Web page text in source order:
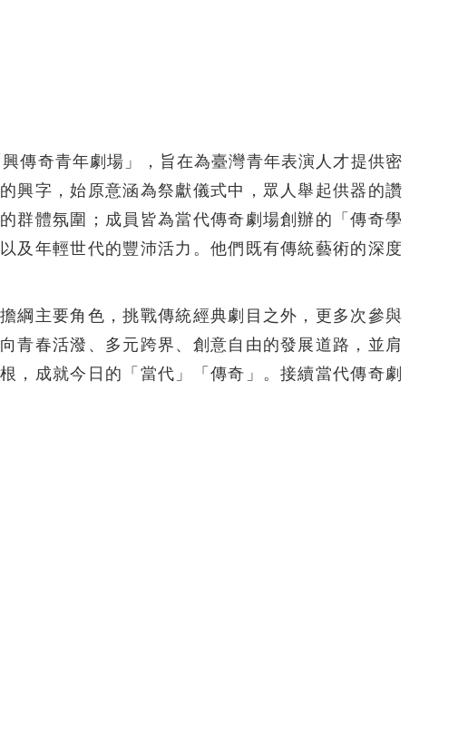
傳奇青年劇場」，旨在為臺灣青年表演人才提供密
興字，始原意涵為祭獻儀式中，眾人舉起供器的讚
群體氛圍；成員皆為當代傳奇劇場創辦的「傳奇學
及年輕世代的豐沛活力。他們既有傳統藝術的深度
綱主要角色，挑戰傳統經典劇目之外，更多次參與
青春活潑、多元跨界、創意自由的發展道路，並肩
，成就今日的「當代」「傳奇」。接續當代傳奇劇